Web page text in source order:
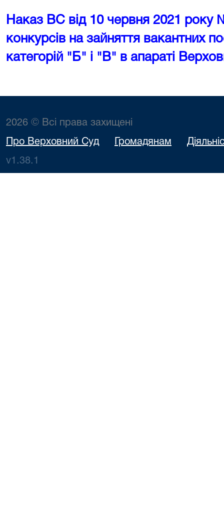
Наказ ВС від 10 червня 2021
конкурсів на зайняття вакантних
категорій "Б" і "В" в апараті
2026 © Всі права захищені
Про Верховний Суд Громадянам
v1.38.1